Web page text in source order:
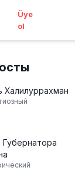
Üye
ol
Халилуррахман